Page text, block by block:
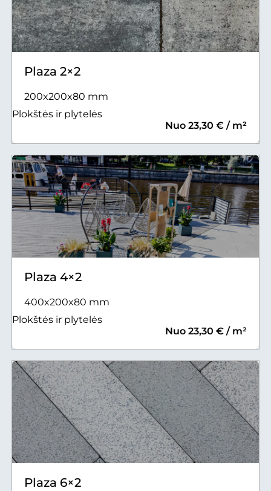
Plaza 2×2
200x200x80 mm
Plokštės ir plytelės
Nuo 23,30 € / m²
Plaza 4×2
400x200x80 mm
Plokštės ir plytelės
Nuo 23,30 € / m²
Plaza 6×2